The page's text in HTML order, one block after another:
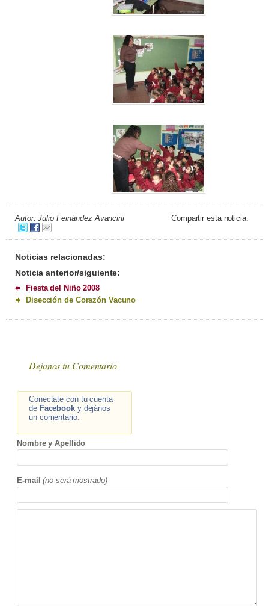
Autor: Julio Fernández Avancini Compartir esta noticia:
Noticias relacionadas:
Noticia anterior/siguiente:
Fiesta del Niño 2008
Disección de Corazón Vacuno
Dejanos tu Comentario
Conectate con tu cuenta
de Facebooky dejános
un comentario.
Nombre y Apellido
E-mail (no será mostrado)